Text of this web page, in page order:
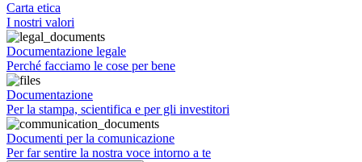
Carta etica
I nostri valori
Documentazione legale
Perché facciamo le cose per bene
Documentazione
Per la stampa, scientifica e per gli investitori
Documenti per la comunicazione
Per far sentire la nostra voce intorno a te